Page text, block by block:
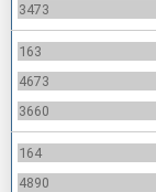
3473
163
4673
3660
164
4890